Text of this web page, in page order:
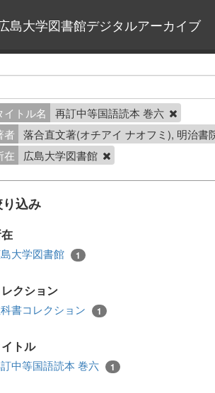
島大学図書館デジタルアーカイブ
イトル名
再訂中等国語読本 巻六
者
落合直文著(オチアイ ナオフミ), 明治
在
広島大学図書館
込み
大学図書館 1
クション
書コレクション 1
トル
中等国語読本 巻六 1